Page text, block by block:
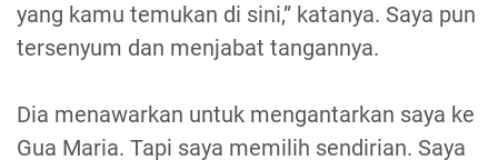
yang kamu temukan di sini,” katanya. Saya pun
tersenyum dan menjabat tangannya.
Dia menawarkan untuk mengantarkan saya ke
Gua Maria. Tapi saya memilih sendirian. Saya